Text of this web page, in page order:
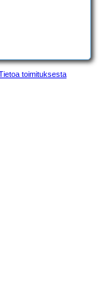
toimituksesta